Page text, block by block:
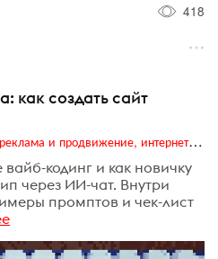
418
как создать сайт
Digital (web-дизайн, интернет-реклама и продвижение, интернет-сообщества и блоги, интернет-коммуникации, мобильный маркетинг, реклама на цифровых экранах)
кодинг и как новичку
через ИИ-чат. Внутри
промптов и чек-лист